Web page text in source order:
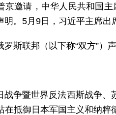
京邀请，中华人民共和国
明。5月9日，习近平主席
斯联邦（以下称“双方”）
战争暨世界反法西斯战争
在抵御日本军国主义和纳